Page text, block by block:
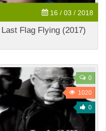
16 / 03 / 2018
Flag Flying (2017)
0
1020
0